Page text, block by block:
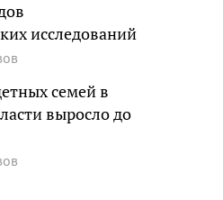
исследований
семей в
выросло до